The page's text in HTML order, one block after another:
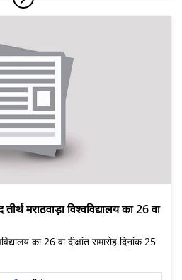
मराठवाड़ा विश्वविद्यालय का 26 वा
का 26 वा दीक्षांत समारोह दिनांक 25